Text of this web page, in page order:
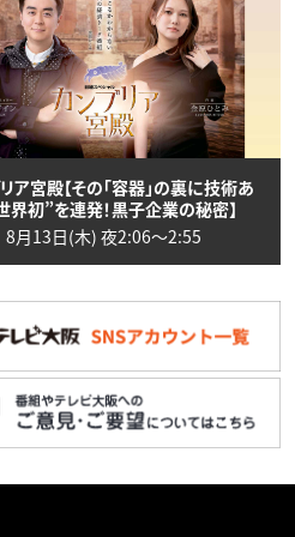
ア宮殿【その「容器」の裏に技術あ
界初”を連発！黒子企業の秘密】
8月13日(木) 夜2:06〜2:55